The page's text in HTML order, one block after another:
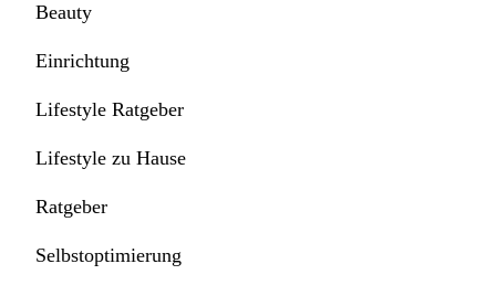
Beauty
Einrichtung
Lifestyle Ratgeber
Lifestyle zu Hause
Ratgeber
Selbstoptimierung